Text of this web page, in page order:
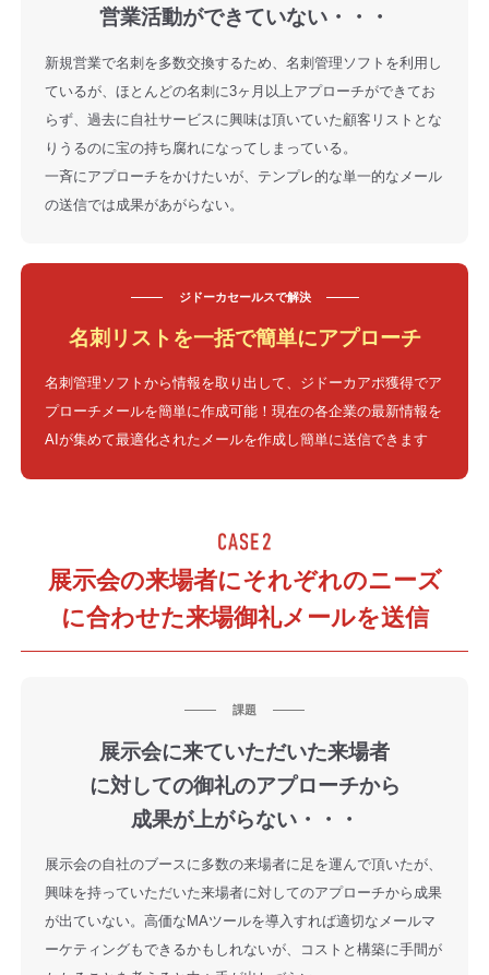
営業活動ができていない・・・
新規営業で名刺を多数交換するため、名刺管理ソフトを利用し
ているが、ほとんどの名刺に3ヶ月以上アプローチができてお
らず、過去に自社サービスに興味は頂いていた顧客リストとな
りうるのに宝の持ち腐れになってしまっている。
一斉にアプローチをかけたいが、テンプレ的な単一的なメール
の送信では成果があがらない。
ジドーカセールスで解決
名刺リストを一括で簡単にアプローチ
名刺管理ソフトから情報を取り出して、ジドーカアポ獲得でア
プローチメールを簡単に作成可能！現在の各企業の最新情報を
AIが集めて最適化されたメールを作成し簡単に送信できます
展示会の来場者にそれぞれのニーズ
に合わせた来場御礼メールを送信
課題
展示会に来ていただいた来場者
に対しての御礼のアプローチから
成果が上がらない・・・
展示会の自社のブースに多数の来場者に足を運んで頂いたが、
興味を持っていただいた来場者に対してのアプローチから成果
が出ていない。高価なMAツールを導入すれば適切なメールマ
ーケティングもできるかもしれないが、コストと構築に手間が